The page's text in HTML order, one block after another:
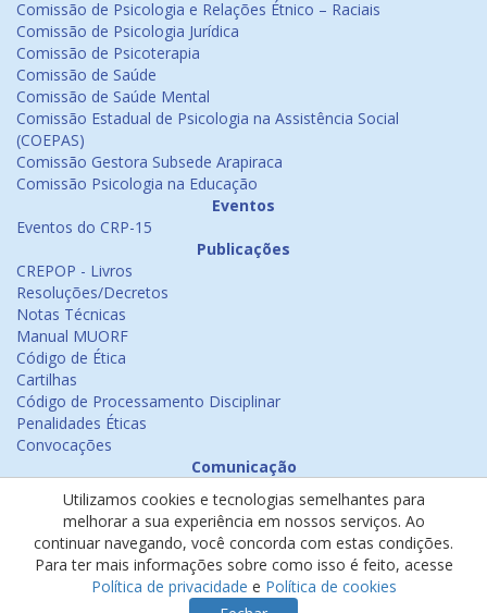
Comissão de Psicologia e Relações Étnico – Raciais
Comissão de Psicologia Jurídica
Comissão de Psicoterapia
Comissão de Saúde
Comissão de Saúde Mental
Comissão Estadual de Psicologia na Assistência Social
(COEPAS)
Comissão Gestora Subsede Arapiraca
Comissão Psicologia na Educação
Eventos
Eventos do CRP-15
Publicações
CREPOP - Livros
Resoluções/Decretos
Notas Técnicas
Manual MUORF
Código de Ética
Cartilhas
Código de Processamento Disciplinar
Penalidades Éticas
Convocações
Comunicação
Emissão de Certificados
Psicologia na Mídia
Ouvidoria
Política de cookies
Política de privacidade
Utilizamos cookies e tecnologias semelhantes para
melhorar a sua experiência em nossos serviços. Ao
continuar navegando, você concorda com estas condições.
Para ter mais informações sobre como isso é feito, acesse
Política de privacidade e Política de cookies